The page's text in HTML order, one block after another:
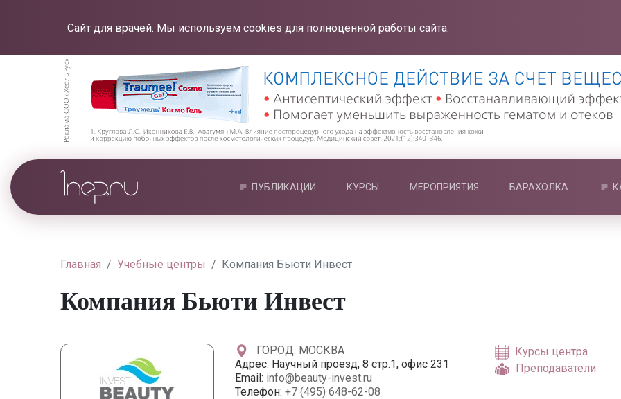
Сайт для врачей. Мы используем cookies для полноценной работы сайта.
ПУБЛИКАЦИИ КУРСЫ МЕРОПРИЯТИЯ БАРАХОЛКА
Главная Учебные центры Компания Бьюти Инвест
Компания Бьюти Инвест
ГОРОД: МОСКВА
Адрес: Научный проезд, 8 стр.1, офис 231
Email: info@beauty-invest.ru
Телефон: +7 (495) 648-62-08
Курсы центра
Преподаватели